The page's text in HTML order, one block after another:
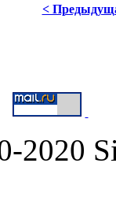
<
2020